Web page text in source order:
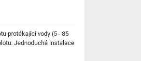
protékající vody (5 - 85
Jednoduchá instalace